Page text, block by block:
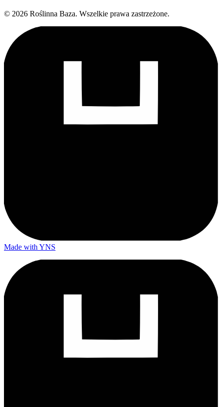
© 2026 Roślinna Baza. Wszelkie prawa zastrzeżone.
Made with YNS